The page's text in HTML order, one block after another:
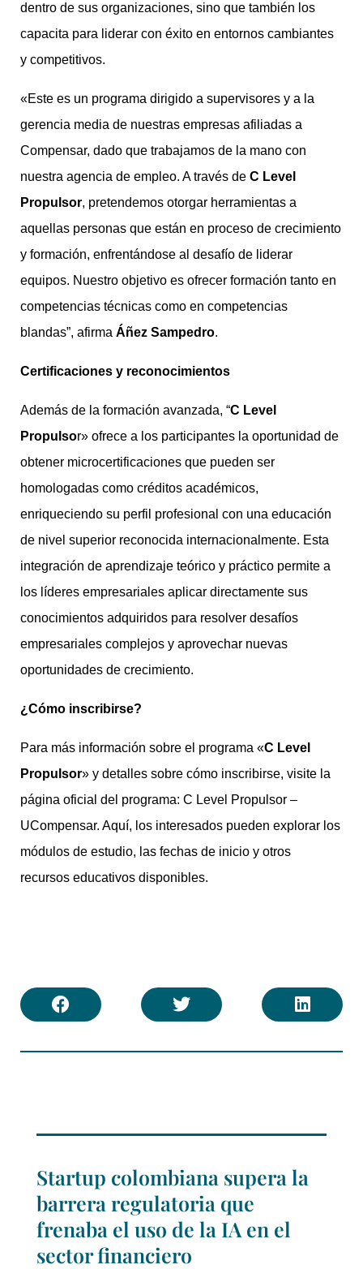
dentro de sus organizaciones, sino que también los
capacita para liderar con éxito en entornos cambiantes
y competitivos.
«Este es un programa dirigido a supervisores y a la
gerencia media de nuestras empresas afiliadas a
Compensar, dado que trabajamos de la mano con
nuestra agencia de empleo. A través de C Level
Propulsor, pretendemos otorgar herramientas a
aquellas personas que están en proceso de crecimiento
y formación, enfrentándose al desafío de liderar
equipos. Nuestro objetivo es ofrecer formación tanto en
competencias técnicas como en competencias
blandas”, afirma Áñez Sampedro.
Certificaciones y reconocimientos
Además de la formación avanzada, “C Level
Propulsor» ofrece a los participantes la oportunidad de
obtener microcertificaciones que pueden ser
homologadas como créditos académicos,
enriqueciendo su perfil profesional con una educación
de nivel superior reconocida internacionalmente. Esta
integración de aprendizaje teórico y práctico permite a
los líderes empresariales aplicar directamente sus
conocimientos adquiridos para resolver desafíos
empresariales complejos y aprovechar nuevas
oportunidades de crecimiento.
¿Cómo inscribirse?
Para más información sobre el programa «C Level
Propulsor» y detalles sobre cómo inscribirse, visite la
página oficial del programa: C Level Propulsor –
UCompensar. Aquí, los interesados pueden explorar los
módulos de estudio, las fechas de inicio y otros
recursos educativos disponibles.
Startup colombiana supera la
barrera regulatoria que
frenaba el uso de la IA en el
sector financiero